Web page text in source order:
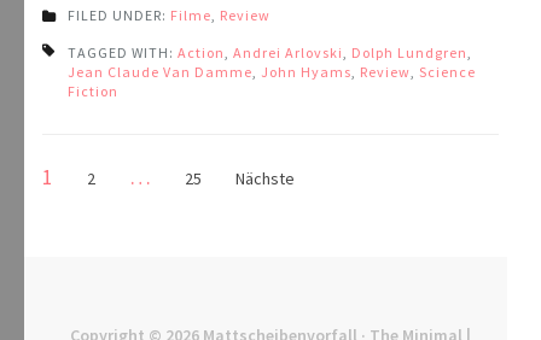
FILED UNDER: Filme Review
TAGGED WITH: Action Andrei Arlovski Dolph Lundgren
Jean Claude Van Damme John Hyams Review Science
Fiction
Seitennummerierung
Seite
1 Seite
2 … Seite
25 Nächste
Copyright © 2026 Mattscheibenvorfall · The Minimal |